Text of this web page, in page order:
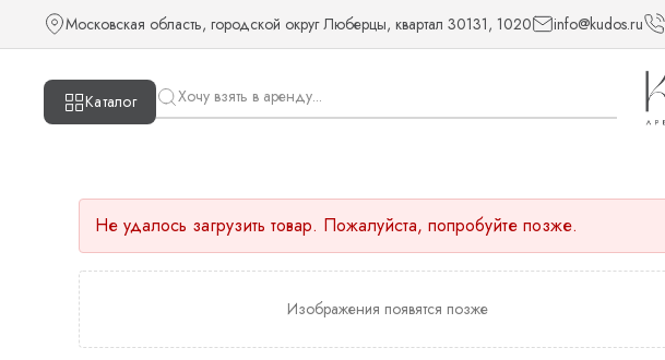
Московская область, городской округ Люберцы, квартал 30131, 1020 info@kudos.ru
Каталог
Не удалось загрузить товар. Пожалуйста, попробуйте позже.
Изображения появятся позже